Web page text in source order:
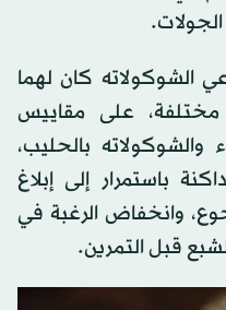
الشوكولاته كان لهما
مختلفة، على مقاييس
والشوكولاته بالحليب،
باستمرار إلى إبلاغ
وانخفاض الرغبة في
قبل التمرين.